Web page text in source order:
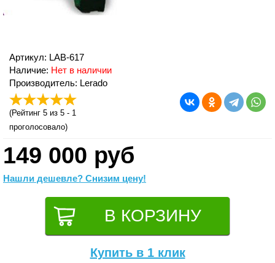
Артикул: LAВ-617
Наличие: Нет в наличии
Производитель: Lerado
(Рейтинг 5 из 5 - 1
проголосовало)
149 000 руб
Нашли дешевле? Снизим цену!
Купить в 1 клик